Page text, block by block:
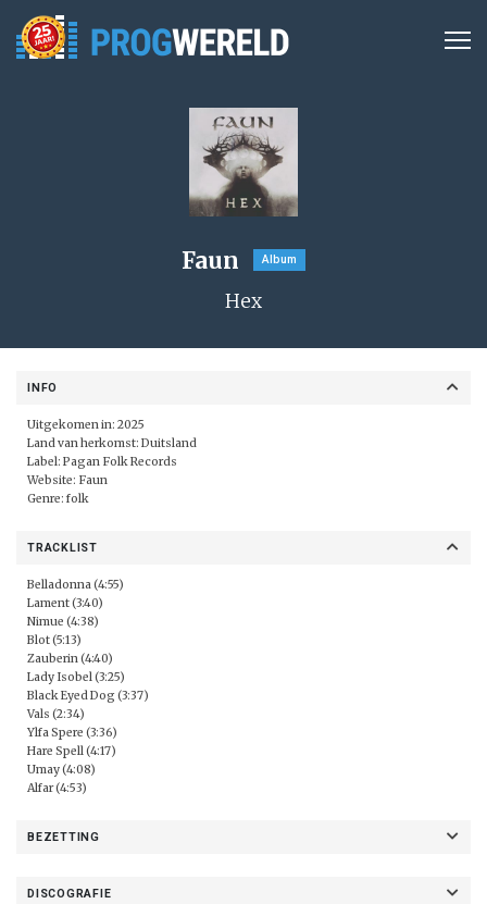
Faun Album
Hex
INFO
Uitgekomen in: 2025
Land van herkomst: Duitsland
Label: Pagan Folk Records
Website: Faun
Genre: folk
TRACKLIST
Belladonna (4:55)
Lament (3:40)
Nimue (4:38)
Blot (5:13)
Zauberin (4:40)
Lady Isobel (3:25)
Black Eyed Dog (3:37)
Vals (2:34)
Ylfa Spere (3:36)
Hare Spell (4:17)
Umay (4:08)
Alfar (4:53)
BEZETTING
DISCOGRAFIE